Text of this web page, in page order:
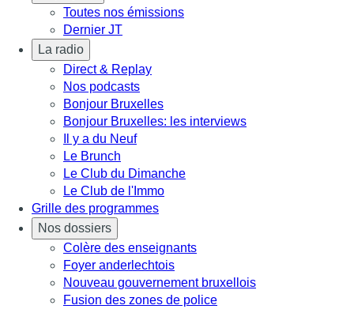
Toutes nos émissions
Dernier JT
La radio
Direct & Replay
Nos podcasts
Bonjour Bruxelles
Bonjour Bruxelles: les interviews
Il y a du Neuf
Le Brunch
Le Club du Dimanche
Le Club de l'Immo
Grille des programmes
Nos dossiers
Colère des enseignants
Foyer anderlechtois
Nouveau gouvernement bruxellois
Fusion des zones de police